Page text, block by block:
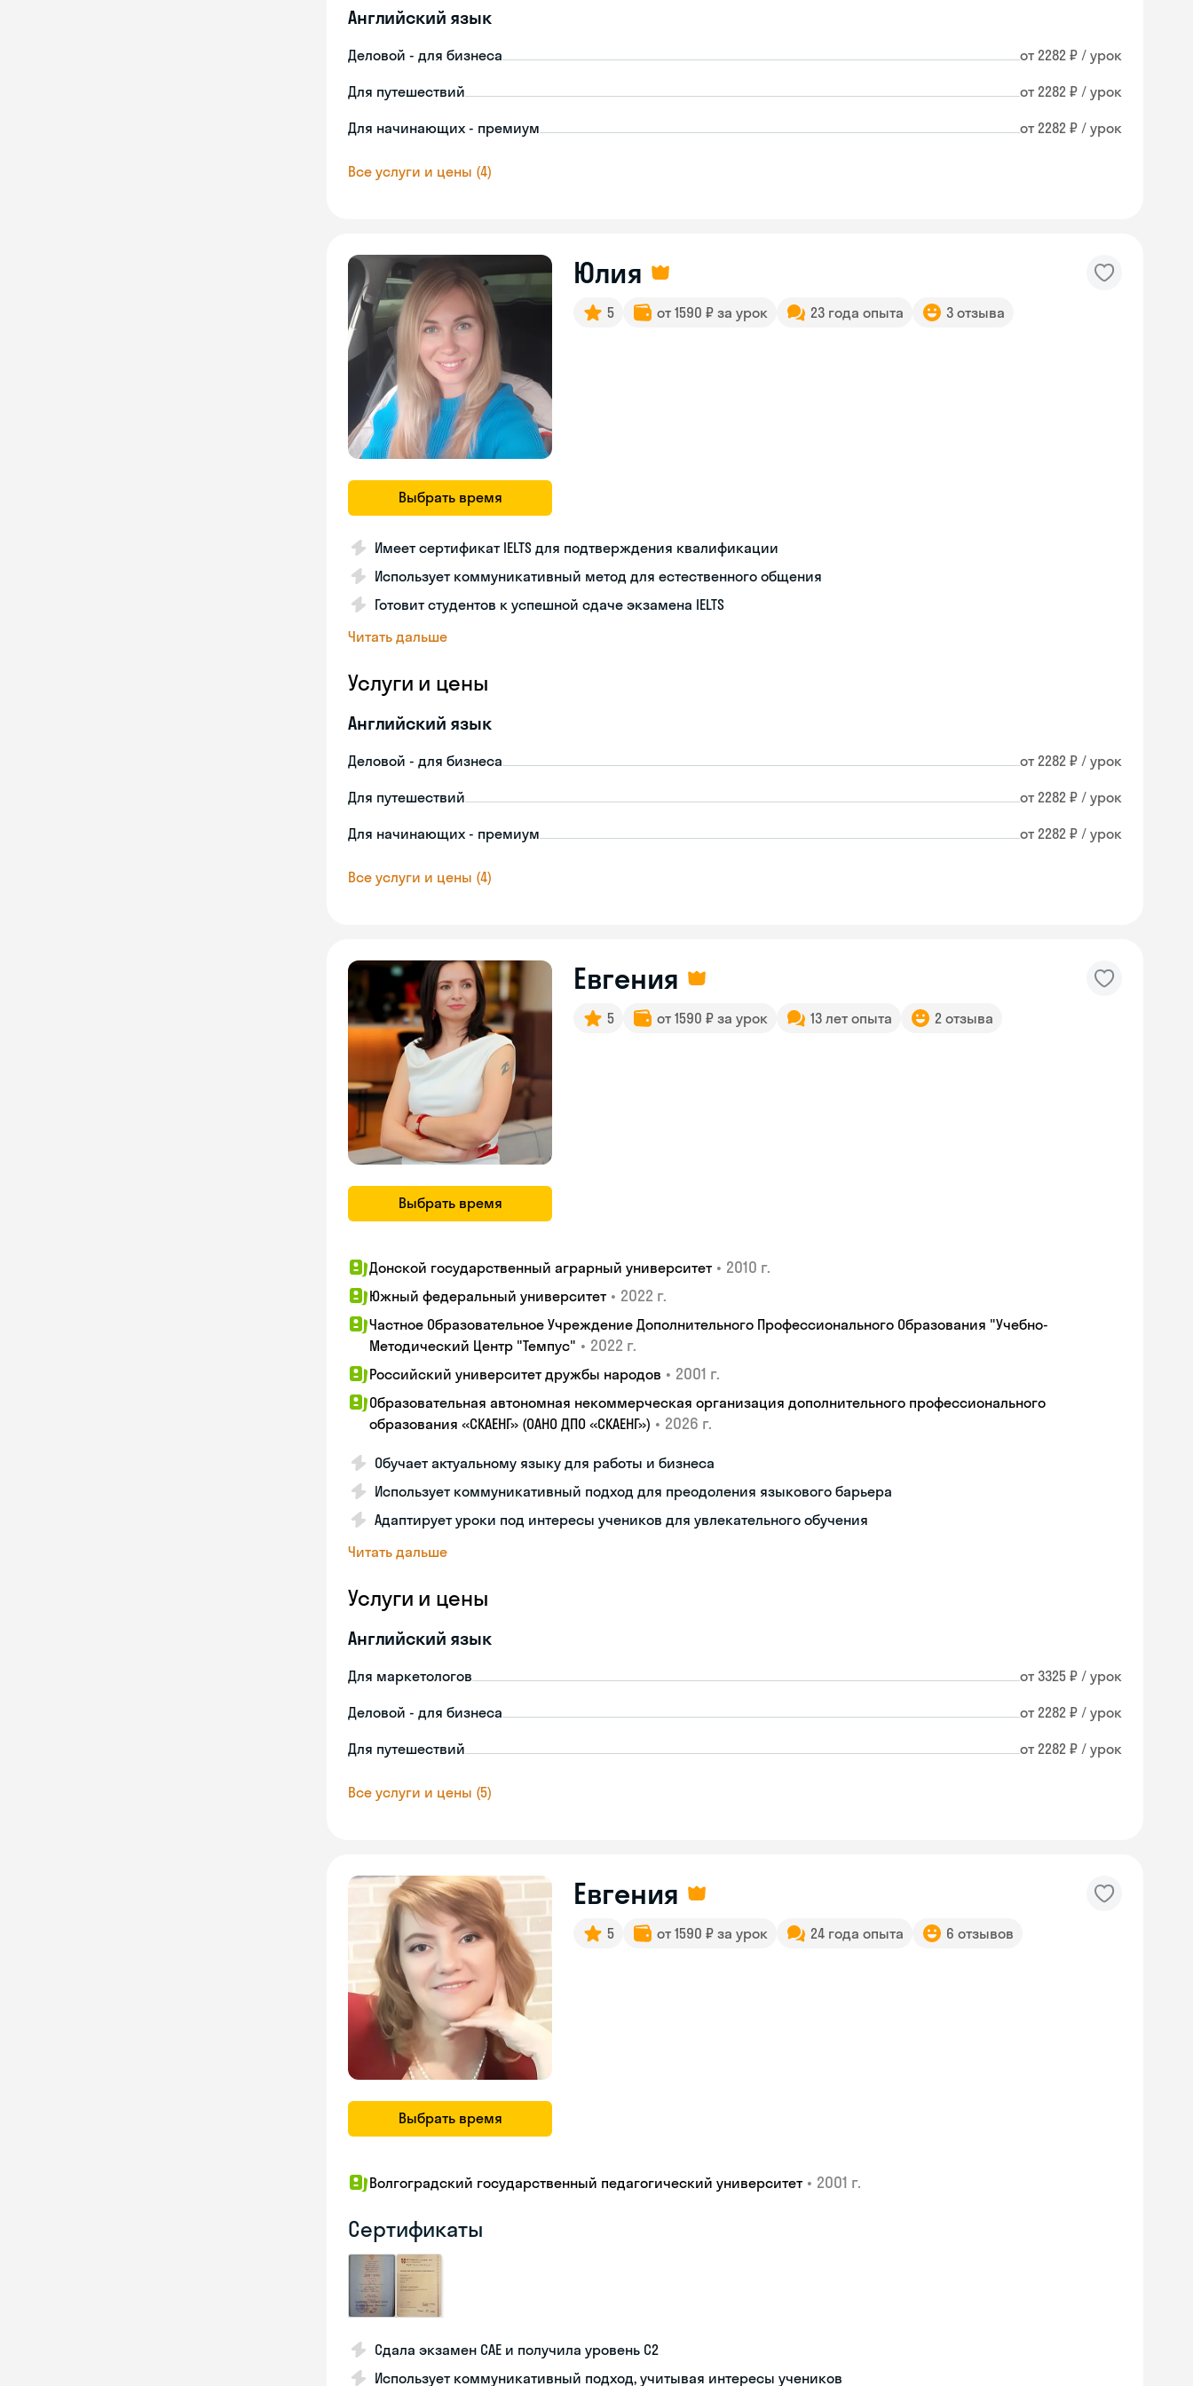
Английский язык
Деловой - для бизнеса от 2282 ₽ / урок
Для путешествий от 2282 ₽ / урок
Для начинающих - премиум от 2282 ₽ / урок
Все услуги и цены (4)
Выбрать время
Юлия
5 от 1590 ₽ за урок 23 года опыта 3 отзыва
Имеет сертификат IELTS для подтверждения квалификации
Использует коммуникативный метод для естественного общения
Готовит студентов к успешной сдаче экзамена IELTS
Читать дальше
Услуги и цены
Английский язык
Деловой - для бизнеса от 2282 ₽ / урок
Для путешествий от 2282 ₽ / урок
Для начинающих - премиум от 2282 ₽ / урок
Все услуги и цены (4)
Выбрать время
Евгения
5 от 1590 ₽ за урок 13 лет опыта 2 отзыва
Донской государственный аграрный университет • 2010 г.
Южный федеральный университет • 2022 г.
Частное Образовательное Учреждение Дополнительного Профессионального Образования "Учебно-
Методический Центр "Темпус" • 2022 г.
Российский университет дружбы народов • 2001 г.
Образовательная автономная некоммерческая организация дополнительного профессионального
образования «СКАЕНГ» (ОАНО ДПО «СКАЕНГ») • 2026 г.
Обучает актуальному языку для работы и бизнеса
Использует коммуникативный подход для преодоления языкового барьера
Адаптирует уроки под интересы учеников для увлекательного обучения
Читать дальше
Услуги и цены
Английский язык
Для маркетологов от 3325 ₽ / урок
Деловой - для бизнеса от 2282 ₽ / урок
Для путешествий от 2282 ₽ / урок
Все услуги и цены (5)
Выбрать время
Евгения
5 от 1590 ₽ за урок 24 года опыта 6 отзывов
Волгоградский государственный педагогический университет • 2001 г.
Сертификаты
Сдала экзамен CAE и получила уровень С2
Использует коммуникативный подход, учитывая интересы учеников